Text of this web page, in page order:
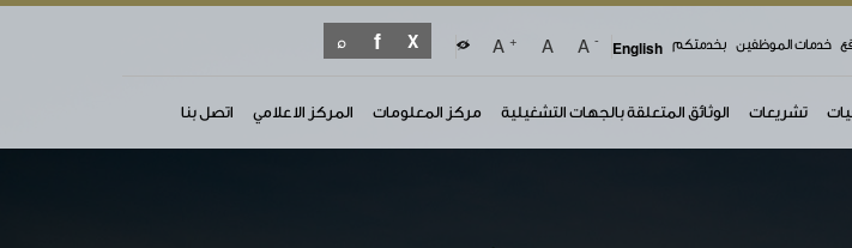
خدمات الموظفين بخدمتكم English
-
A
A
+
A
تشريعات الوثائق المتعلقة بالجهات التشغيلية مركز المعلومات المركز الاعلامي اتصل بنا